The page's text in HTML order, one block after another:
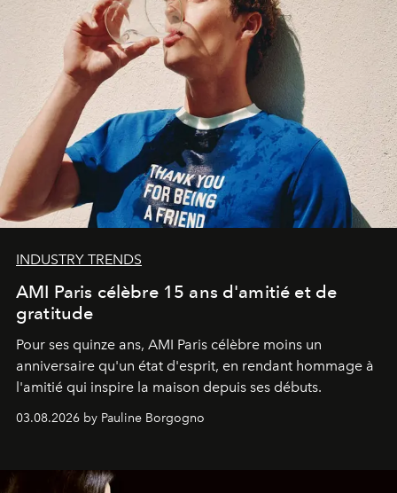
INDUSTRY TRENDS
AMI Paris célèbre 15 ans d'amitié et de
gratitude
Pour ses quinze ans, AMI Paris célèbre moins un
anniversaire qu'un état d'esprit, en rendant hommage à
l'amitié qui inspire la maison depuis ses débuts.
03.08.2026 by Pauline Borgogno